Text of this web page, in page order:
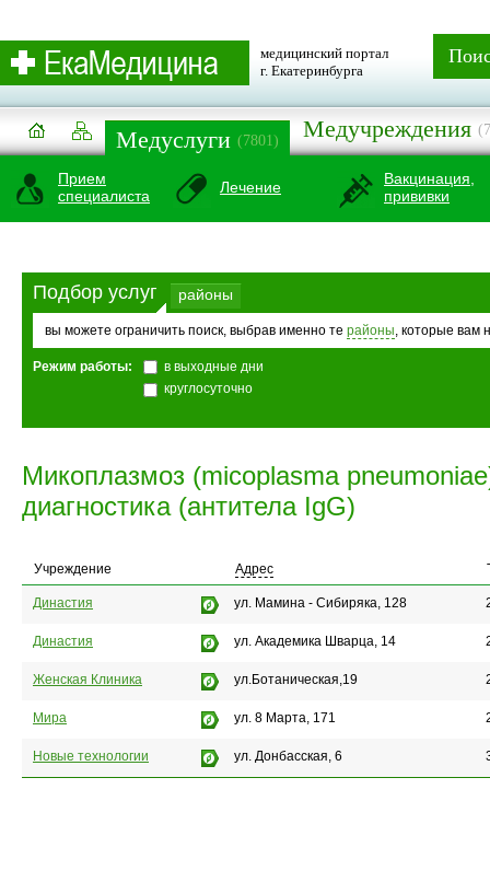
медицинский портал
г. Екатеринбурга
Медуслуги (7801) Медучреждения
Прием
специалиста
Лечение
Вакцинация,
прививки
Подбор услуг районы
вы можете ограничить поиск, выбрав именно те районы, которые вам
Режим работы:
в выходные дни
круглосуточно
Микоплазмоз (micoplasma
диагностика (антитела IgG)
Учреждение Адрес
Династия ул. Мамина - Сибиряка, 128
Династия ул. Академика Шварца, 14
Женская Клиника ул.Ботаническая,19
Мира ул. 8 Марта, 171
Новые технологии ул. Донбасская, 6